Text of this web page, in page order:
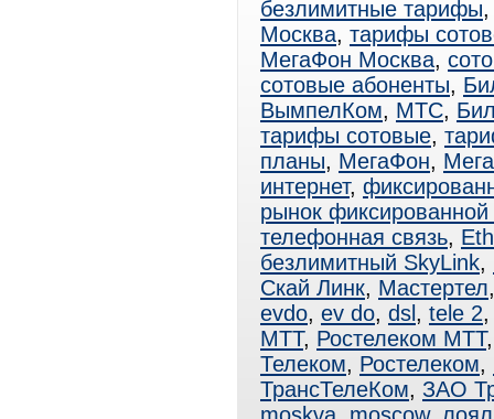
безлимитные тарифы
Москва, тарифы
МегаФон Москва,
сотовые абоненты,
ВымпелКом, МТС,
тарифы сотовые,
планы, МегаФон,
интернет,
рынок фиксированной
телефонная связь,
безлимитный SkyLink,
Скай Линк, Мастертел
evdo, ev do, dsl , tele 2
МТТ, Ростелеком МТТ
Телеком, Ростелеком,
ТрансТелеКом, ЗАО